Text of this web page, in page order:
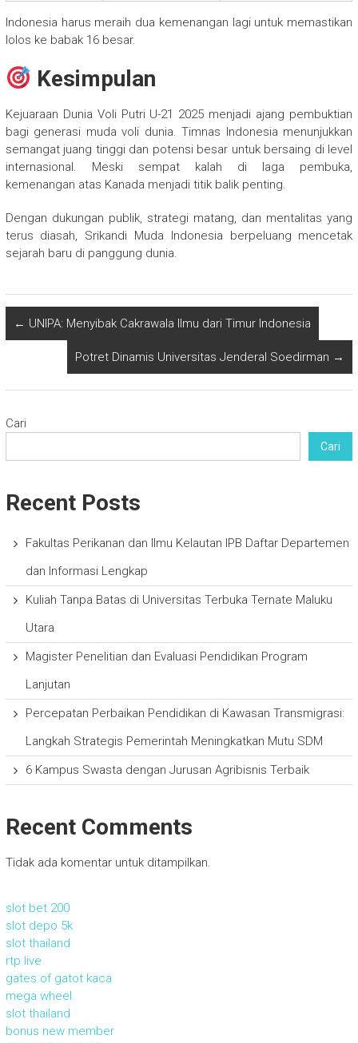
Indonesia harus meraih dua kemenangan lagi untuk memastikan
lolos ke babak 16 besar.
Kesimpulan
Kejuaraan Dunia Voli Putri U-21 2025 menjadi ajang pembuktian
bagi generasi muda voli dunia. Timnas Indonesia menunjukkan
semangat juang tinggi dan potensi besar untuk bersaing di level
internasional. Meski sempat kalah di laga pembuka,
kemenangan atas Kanada menjadi titik balik penting.
Dengan dukungan publik, strategi matang, dan mentalitas yang
terus diasah, Srikandi Muda Indonesia berpeluang mencetak
sejarah baru di panggung dunia.
← UNIPA: Menyibak Cakrawala Ilmu dari Timur Indonesia
Potret Dinamis Universitas Jenderal Soedirman →
Cari
Cari
Recent Posts
Fakultas Perikanan dan Ilmu Kelautan IPB Daftar Departemen
dan Informasi Lengkap
Kuliah Tanpa Batas di Universitas Terbuka Ternate Maluku
Utara
Magister Penelitian dan Evaluasi Pendidikan Program
Lanjutan
Percepatan Perbaikan Pendidikan di Kawasan Transmigrasi:
Langkah Strategis Pemerintah Meningkatkan Mutu SDM
6 Kampus Swasta dengan Jurusan Agribisnis Terbaik
Recent Comments
Tidak ada komentar untuk ditampilkan.
slot bet 200
slot depo 5k
slot thailand
rtp live
gates of gatot kaca
mega wheel
slot thailand
bonus new member